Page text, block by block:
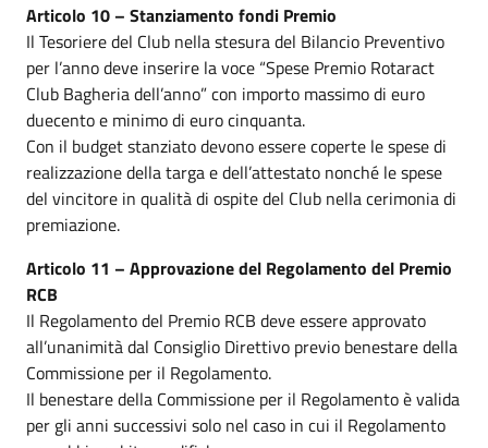
Articolo 10 – Stanziamento fondi Premio
Il Tesoriere del Club nella stesura del Bilancio Preventivo
per l’anno deve inserire la voce “Spese Premio Rotaract
Club Bagheria dell’anno” con importo massimo di euro
duecento e minimo di euro cinquanta.
Con il budget stanziato devono essere coperte le spese di
realizzazione della targa e dell’attestato nonché le spese
del vincitore in qualità di ospite del Club nella cerimonia di
premiazione.
Articolo 11 – Approvazione del Regolamento del Premio
RCB
Il Regolamento del Premio RCB deve essere approvato
all’unanimità dal Consiglio Direttivo previo benestare della
Commissione per il Regolamento.
Il benestare della Commissione per il Regolamento è valida
per gli anni successivi solo nel caso in cui il Regolamento